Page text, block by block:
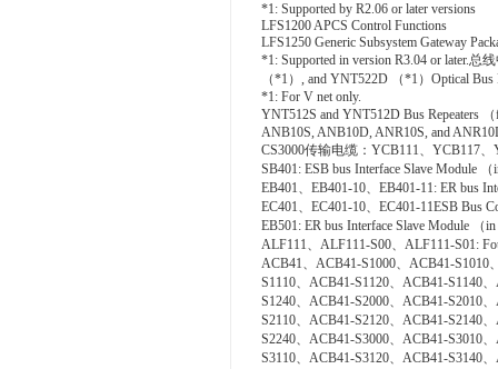
*1: Supported by R2.06 or later versions
LFS1200 APCS Control Functions
LFS1250 Generic Subsystem Gateway
*1: Supported in version R3.04 or later.
（*1）, and YNT522D （*1）Optical
*1: For V net only.
YNT512S and YNT512D Bus Repeaters
ANB10S, ANB10D, ANR10S, and
CS3000传输电缆：YCB111、YCB117
SB401: ESB bus Interface Slave Module
EB401、EB401-10、EB401-11: ER bus
EC401、EC401-10、EC401-11ESB Bus
EB501: ER bus Interface Slave Module （
ALF111、ALF111-S00、ALF111-S01:
ACB41、ACB41-S1000、ACB41-S1010
S1110、ACB41-S1120、ACB41-S1140
S1240、ACB41-S2000、ACB41-S2010
S2110、ACB41-S2120、ACB41-S2140
S2240、ACB41-S3000、ACB41-S3010
S3110、ACB41-S3120、ACB41-S3140